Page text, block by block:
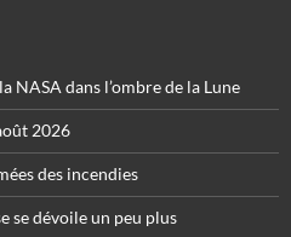
NASA dans l’ombre de la Lune
2026
des incendies
se dévoile un peu plus